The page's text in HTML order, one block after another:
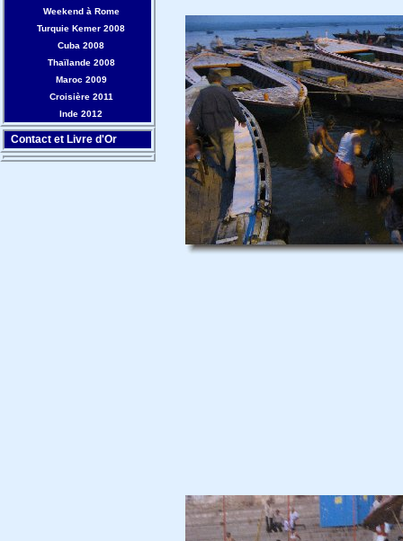
Weekend à Rome
Turquie Kemer 2008
Cuba 2008
Thaïlande 2008
Maroc 2009
Croisière 2011
Inde 2012
Contact et Livre d'Or